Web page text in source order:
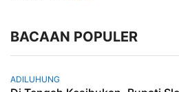
BACAAN POPULER
ADILUHUNG